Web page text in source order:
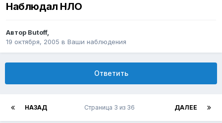
Наблюдал НЛО
Автор Butoff,
19 октября, 2005 в Ваши наблюдения
Ответить
НАЗАД ДАЛЕЕ
Страница 3 из 36